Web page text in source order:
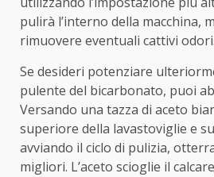
pulirà l’interno della macchina,
rimuovere eventuali cattivi odori.
Se desideri potenziare
pulente del bicarbonato, puoi
Versando una tazza di aceto
superiore della lavastoviglie e
avviando il ciclo di pulizia,
migliori. L’aceto scioglie il